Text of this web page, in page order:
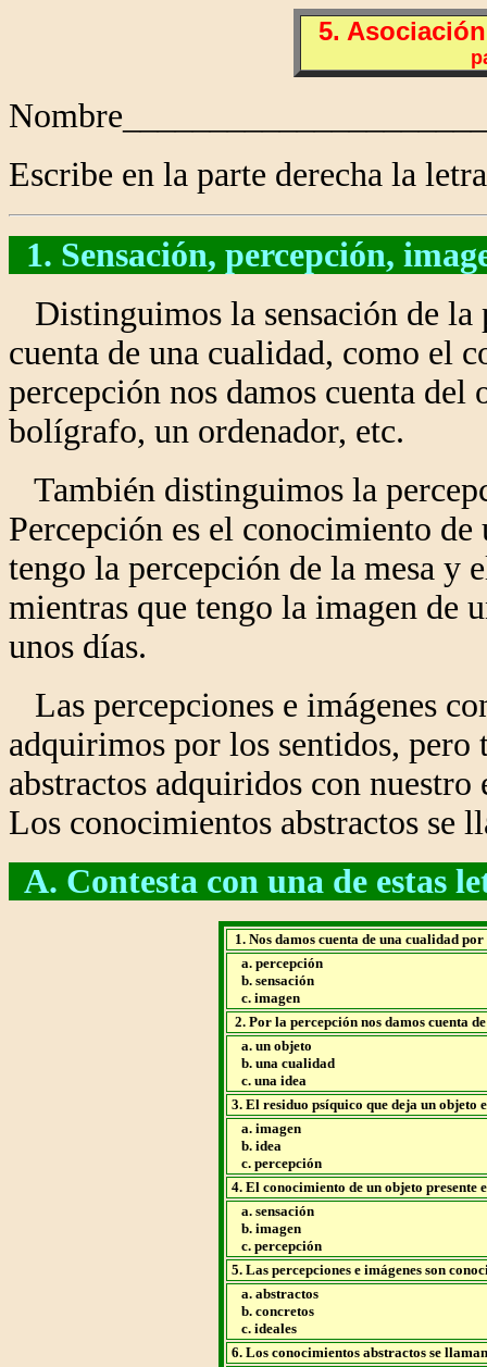
5.
Escribe en la parte derecha la
1. Sensación, percepción,
Distinguimos la sensación de la
cuenta de una cualidad, como el
percepción nos damos cuenta
bolígrafo, un ordenador, etc.
También distinguimos la
Percepción es el conocimiento
tengo la percepción de la mesa y
mientras que tengo la imagen de
unos días.
Las percepciones e imágenes
adquirimos por los sentidos,
abstractos adquiridos con
Los conocimientos abstractos se
A. Contesta con una de estas
1. Nos damos cuenta de una cualidad
a. percepción
b. sensación
c. imagen
2. Por la percepción nos damos cuenta de
a. un objeto
b. una cualidad
c. una idea
3. El residuo psíquico que deja un objeto
a. imagen
b. idea
c. percepción
4. El conocimiento de un objeto presente
a. sensación
b. imagen
c. percepción
5. Las percepciones e imágenes son
a. abstractos
b. concretos
c. ideales
6. Los conocimientos abstractos se llaman